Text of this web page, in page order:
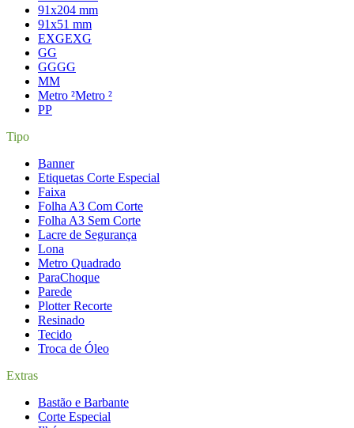
91x204 mm
91x51 mm
EXGEXG
GG
GGGG
MM
Metro ²Metro ²
PP
Tipo
Banner
Etiquetas Corte Especial
Faixa
Folha A3 Com Corte
Folha A3 Sem Corte
Lacre de Segurança
Lona
Metro Quadrado
ParaChoque
Parede
Plotter Recorte
Resinado
Tecido
Troca de Óleo
Extras
Bastão e Barbante
Corte Especial